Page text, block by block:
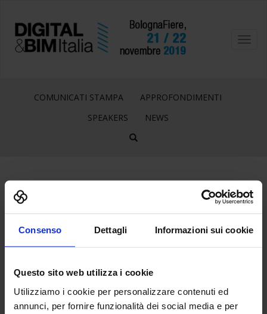
Consenso Dettagli Informazioni sui cookie
Questo sito web utilizza i cookie
Utilizziamo i cookie per personalizzare contenuti ed
annunci, per fornire funzionalità dei social media e per
COMUNICATI STAMPA
APPROFONDIMENTI
SPEAKERS
NEWS
LOGO CNAPPC